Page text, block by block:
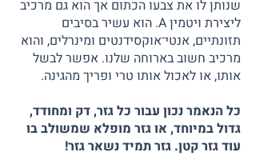
שנותן לו את צבעו הכתום אך הוא גם מרכיב
ליצירת ויטמין A. הוא עשיר בסיבים
תזונתיים, אנטי־אוקסידנטים ומינרלים, והוא
מרכיב חשוב בארוחה שלנו. אפשר לבשל
אותו, או לאכול אותו טרי ופריך מהגינה.
כל הנאמר נכון עבור כל גזר, דק ומחודד,
גדול במיוחד, או גזר מופלא שמשולב בו
עוד גזר קטן. גזר תמיד נשאר גזר!